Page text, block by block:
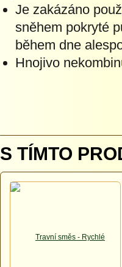
Je zakázáno
sněhem pokryté
během dne
Hnojivo
S TÍMTO